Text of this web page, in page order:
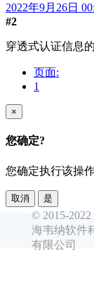
2022年9月26日
#2
穿透式认证信息
页面:
1
×
您确定?
您确定执行该操
取消 是
© 2015-2022
海韦纳软件
有限公司